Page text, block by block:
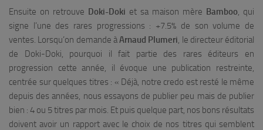
Ensuite on retrouve Doki-Doki et sa maison mère Bamboo, qui
signe l’une des rares progressions : +7.5% de son volume de
ventes. Lorsqu’on demande àArnaud Plumeri, le directeur éditorial
de Doki-Doki, pourquoi il fait partie des rares éditeurs en
progression cette année, il évoque une publication restreinte,
centrée sur quelques titres : « Déjà, notre credo est resté le même
depuis des années, nous essayons de publier peu mais de publier
bien : 4 ou 5 titres par mois. Et puis quelque part, nos bons résultats
doivent avoir un rapport avec le choix de nos titres qui semblent